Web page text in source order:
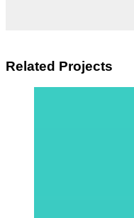
Related Projects